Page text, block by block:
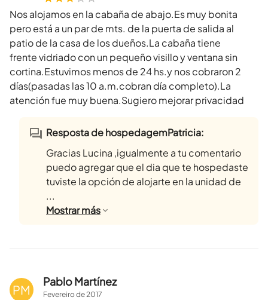
Nos alojamos en la cabaña de abajo.Es muy bonita
pero está a un par de mts. de la puerta de salida al
patio de la casa de los dueños.La cabaña tiene
frente vidriado con un pequeño visillo y ventana sin
cortina.Estuvimos menos de 24 hs.y nos cobraron 2
días(pasadas las 10 a.m.cobran día completo).La
atención fue muy buena.Sugiero mejorar privacidad
Resposta de hospedagemPatricia:
Gracias Lucina ,igualmente a tu comentario
puedo agregar que el dia que te hospedaste
tuviste la opción de alojarte en la unidad de
...
Mostrarmás
PM
Pablo Martínez
Fevereirode2017